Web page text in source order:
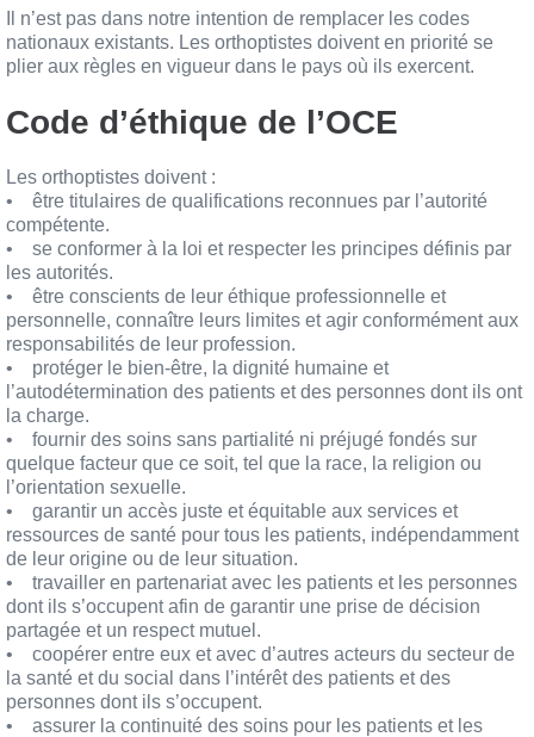
Il n’est pas dans notre intention de remplacer les codes
nationaux existants. Les orthoptistes doivent en priorité se
plier aux règles en vigueur dans le pays où ils exercent.
Code d’éthique de l’OCE
Les orthoptistes doivent :
• être titulaires de qualifications reconnues par l’autorité
compétente.
• se conformer à la loi et respecter les principes définis par
les autorités.
• être conscients de leur éthique professionnelle et
personnelle, connaître leurs limites et agir conformément aux
responsabilités de leur profession.
• protéger le bien-être, la dignité humaine et
l’autodétermination des patients et des personnes dont ils ont
la charge.
• fournir des soins sans partialité ni préjugé fondés sur
quelque facteur que ce soit, tel que la race, la religion ou
l’orientation sexuelle.
• garantir un accès juste et équitable aux services et
ressources de santé pour tous les patients, indépendamment
de leur origine ou de leur situation.
• travailler en partenariat avec les patients et les personnes
dont ils s’occupent afin de garantir une prise de décision
partagée et un respect mutuel.
• coopérer entre eux et avec d’autres acteurs du secteur de
la santé et du social dans l’intérêt des patients et des
personnes dont ils s’occupent.
• assurer la continuité des soins pour les patients et les